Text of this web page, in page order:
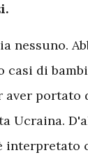
nessuno.
casi di
aver portato
Ucraina.
interpretato